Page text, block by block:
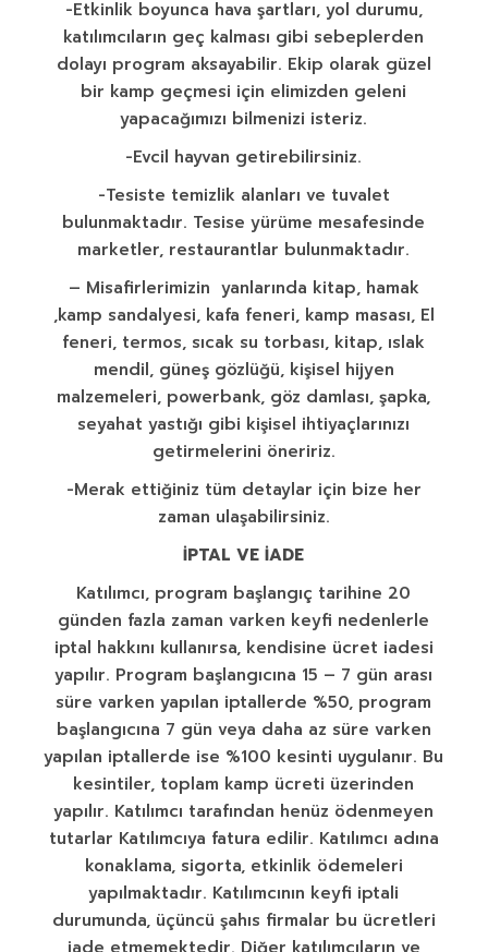
-Etkinlik boyunca hava şartları, yol durumu,
katılımcıların geç kalması gibi sebeplerden
dolayı program aksayabilir. Ekip olarak güzel
bir kamp geçmesi için elimizden geleni
yapacağımızı bilmenizi isteriz.
-Evcil hayvan getirebilirsiniz.
-Tesiste temizlik alanları ve tuvalet
bulunmaktadır. Tesise yürüme mesafesinde
marketler, restaurantlar bulunmaktadır.
– Misafirlerimizin yanlarında kitap, hamak
,kamp sandalyesi, kafa feneri, kamp masası, El
feneri, termos, sıcak su torbası, kitap, ıslak
mendil, güneş gözlüğü, kişisel hijyen
malzemeleri, powerbank, göz damlası, şapka,
seyahat yastığı gibi kişisel ihtiyaçlarınızı
getirmelerini öneririz.
-Merak ettiğiniz tüm detaylar için bize her
zaman ulaşabilirsiniz.
İPTAL VE İADE
Katılımcı, program başlangıç tarihine 20
günden fazla zaman varken keyfi nedenlerle
iptal hakkını kullanırsa, kendisine ücret iadesi
yapılır. Program başlangıcına 15 – 7 gün arası
süre varken yapılan iptallerde %50, program
başlangıcına 7 gün veya daha az süre varken
yapılan iptallerde ise %100 kesinti uygulanır. Bu
kesintiler, toplam kamp ücreti üzerinden
yapılır. Katılımcı tarafından henüz ödenmeyen
tutarlar Katılımcıya fatura edilir. Katılımcı adına
konaklama, sigorta, etkinlik ödemeleri
yapılmaktadır. Katılımcının keyfi iptali
durumunda, üçüncü şahıs firmalar bu ücretleri